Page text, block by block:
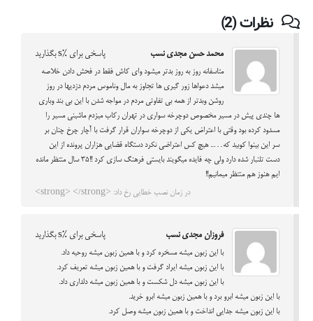
نظرات (2)
محمد حسن مجدی نسب پاسخی برای %s بگذارید
متاسفانه روز به روز بدتر میشود وای کاش فقط در فحش دادن خلاصه
میشد دعواها زور گیری ها تجاوز به مال وناموس مردم دزدیها در روز
روشن وبدتر از همه بی تفاوتی مردم در مواجه شدن با این بی بند وباری
ها چندی پیش در مسیر مخصوص دوچرخه سواری در تهران رکاب میزدم ماشینی مسیر را
مسدود کرده بود وقتی با اعتراض یکی از دوچرخه سواران قرار گرفت با آچار چرخ چنان بر
سر این بینوا کوبید که….. هیچ کس اعتراضی نکرد دستگاه قضایی هزاران پرونده از این
دست تلنبار شده دارد ولی چه فایده میگویند بایستی فرهنگ سازی کرد !!35 سال منتظر مانده
ایم هنوز هم منتظر میمانیم!!
در زمان نصب خطایی رخ داد: <strong> </strong>
فروزان مجدی نسب پاسخی برای %s بگذارید
با این زبون میشه مسخره کرد و با همین زبون میشه روحیه داد.
با این زبون میشه ایراد گرفت و با همین زبون میشه تعریف کرد.
با این زبون میشه دل شکست و با همین زبون میشه دلداری داد.
با این زبون میشه ابرو برد و با همین زبون میشه ابرو خرید.
با این زبون میشه جدایی انداخت و با همین زبون میشه وصل کرد.